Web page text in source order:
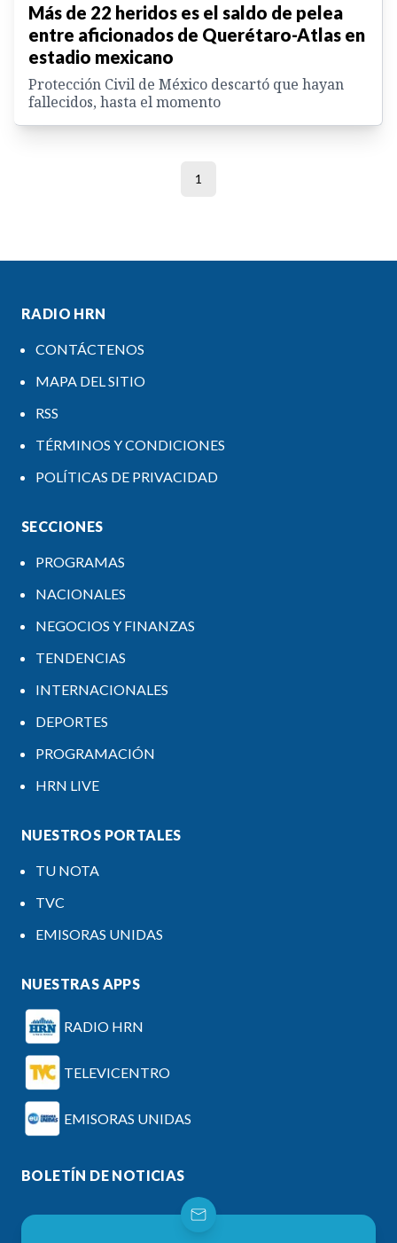
Más de 22 heridos es el saldo de pelea
entre aficionados de Querétaro-Atlas en
estadio mexicano
Protección Civil de México descartó que hayan
fallecidos, hasta el momento
1
RADIO HRN
CONTÁCTENOS
MAPA DEL SITIO
RSS
TÉRMINOS Y CONDICIONES
POLÍTICAS DE PRIVACIDAD
SECCIONES
PROGRAMAS
NACIONALES
NEGOCIOS Y FINANZAS
TENDENCIAS
INTERNACIONALES
DEPORTES
PROGRAMACIÓN
HRN LIVE
NUESTROS PORTALES
TU NOTA
TVC
EMISORAS UNIDAS
NUESTRAS APPS
RADIO HRN
TELEVICENTRO
EMISORAS UNIDAS
BOLETÍN DE NOTICIAS